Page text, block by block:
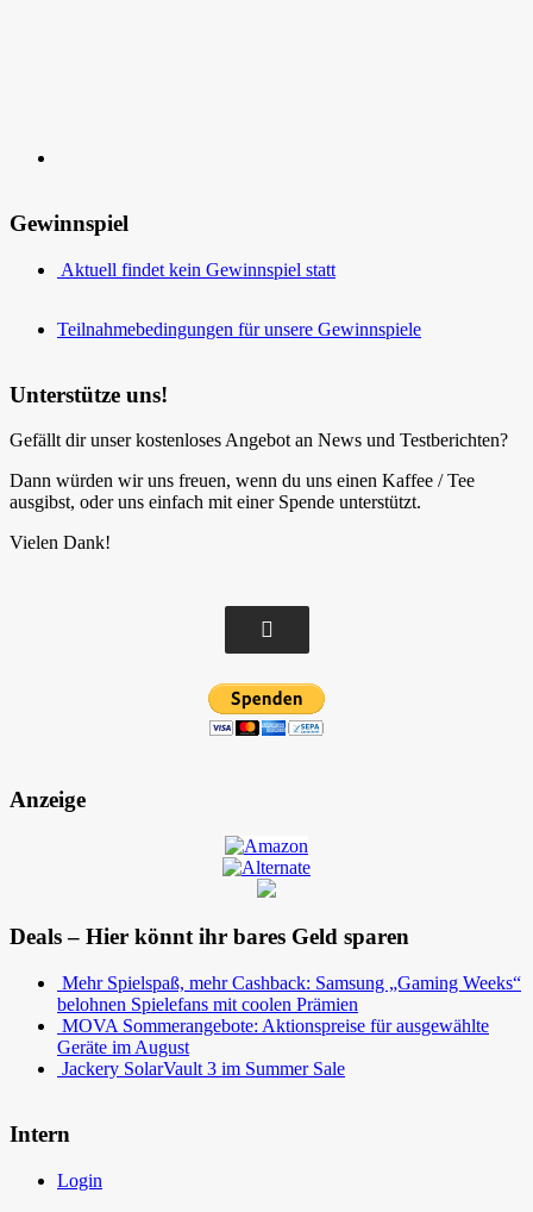
Gewinnspiel
Aktuell findet kein Gewinnspiel statt
Teilnahmebedingungen für unsere Gewinnspiele
Unterstütze uns!
Gefällt dir unser kostenloses Angebot an News und Testberichten?
Dann würden wir uns freuen, wenn du uns einen Kaffee / Tee
ausgibst, oder uns einfach mit einer Spende unterstützt.
Vielen Dank!
Anzeige
Deals – Hier könnt ihr bares Geld sparen
Mehr Spielspaß, mehr Cashback: Samsung „Gaming Weeks“
belohnen Spielefans mit coolen Prämien
MOVA Sommerangebote: Aktionspreise für ausgewählte
Geräte im August
Jackery SolarVault 3 im Summer Sale
Intern
Login